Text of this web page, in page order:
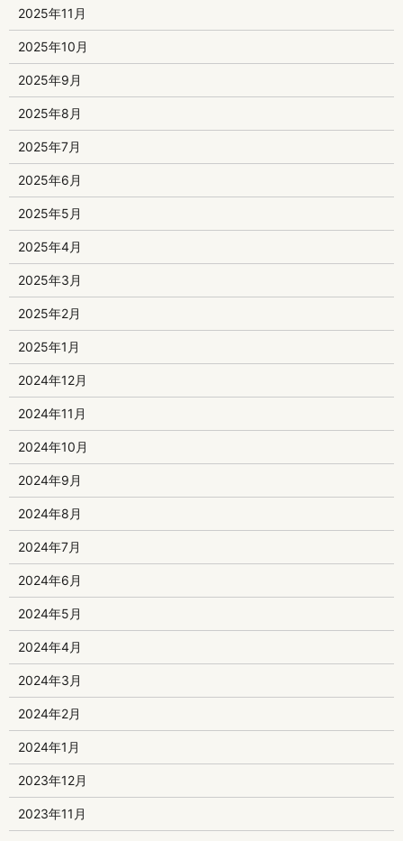
2025年11月
2025年10月
2025年9月
2025年8月
2025年7月
2025年6月
2025年5月
2025年4月
2025年3月
2025年2月
2025年1月
2024年12月
2024年11月
2024年10月
2024年9月
2024年8月
2024年7月
2024年6月
2024年5月
2024年4月
2024年3月
2024年2月
2024年1月
2023年12月
2023年11月